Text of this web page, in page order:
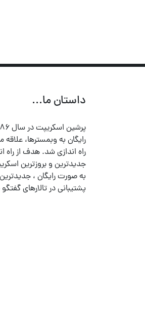
داستان ما...
رایگان به وبمسترها،
راه اندازی شد. هدف از راه
جدیدترین و بروزترین
به صورت رایگان ،
پشتیبانی در تالارهای